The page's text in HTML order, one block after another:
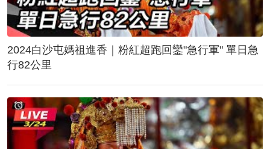
2024白沙屯媽祖進香｜粉紅超跑回鑾"急行軍" 單日急
行82公里